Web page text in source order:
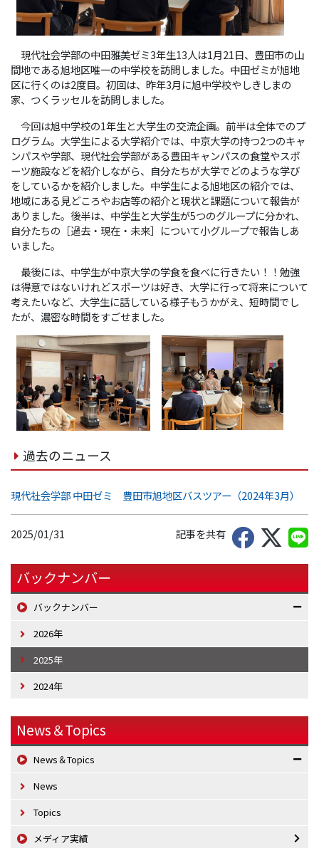
現代社会学部の中田雅美ゼミ3年生13人は1月21日、豊田市の山
間地である旭地区唯一の中学校を訪問しました。中田ゼミが旭地
区に行くのは2度目。初回は、昨年3月に旭中学校やしきしまの
家、つくラッセルを訪問しました。
今回は旭中学校の1年生と大学生の交流企画。前半は全体でのプ
ログラム。大学生による大学紹介では、中京大学の持つ2つのキャ
ンパスや学部、現代社会学部がある豊田キャンパスの食堂やスポ
ーツ施設などを紹介しながら、自分たちが大学でどのような学び
をしているかを紹介しました。中学生による旭地区の紹介では、
地域にある見どころやお店等の紹介と現状と課題について報告が
ありました。後半は、中学生と大学生が5つのグループに分かれ、
自分たちの［過去・現在・未来］について小グループで報告しあ
いました。
最後には、中学生が中京大学の学食を食べに行きたい！！勉強
は得意ではないけれどスポーツは好き、大学に行って将来について
考えたいなど、大学生に話している様子もうかがえ、短時間でし
たが、濃密な時間をすごせました。
過去のニュース
現代社会学部 中田ゼミ 豊田市旭地区バスツアー（2024年3月）
2025/01/31 記事を共有
バックナンバー
バックナンバー
2026年
2025年
2024年
News＆Topics
News＆Topics
News
Topics
メディア実績